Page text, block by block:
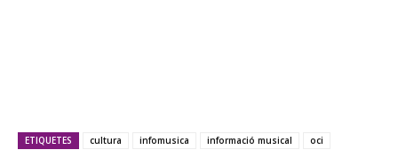
ETIQUETES cultura infomusica informació musical oci